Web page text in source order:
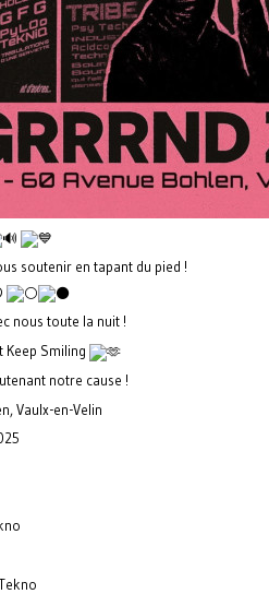
soutenir en tapant du pied !
nous toute la nuit !
Keep Smiling
notre cause !
Vaulx-en-Velin